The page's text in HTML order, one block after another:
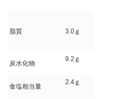
脂質 3.0ｇ
炭水化物
9.2ｇ
食塩相当量
2.4ｇ